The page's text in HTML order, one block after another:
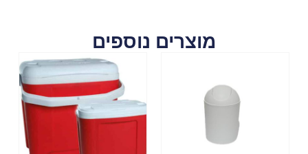
מוצרים נוספים